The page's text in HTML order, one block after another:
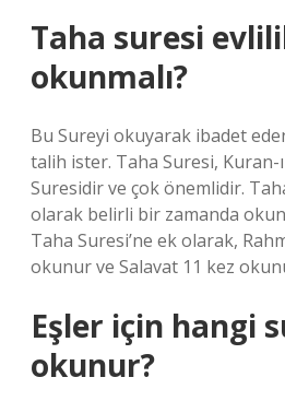
Taha suresi
okunmalı?
Bu Sureyi okuyarak ibadet
talih ister. Taha Suresi, Kuran-ı
Suresidir ve çok önemlidir.
olarak belirli bir zamanda
Taha Suresi’ne ek olarak,
okunur ve Salavat 11 kez
Eşler için hangi
okunur?